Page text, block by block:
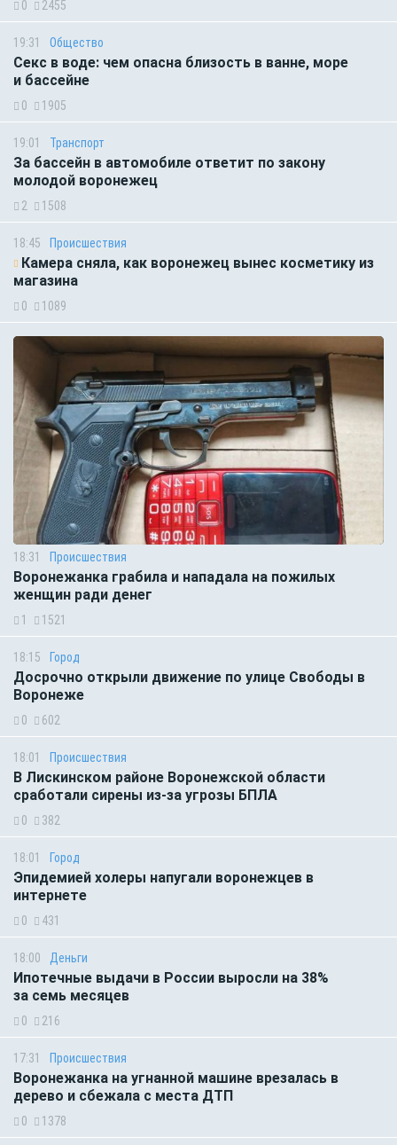
0 2455
19:31 Общество
Секс в воде: чем опасна близость в ванне, море
и бассейне
0 1905
19:01 Транспорт
За бассейн в автомобиле ответит по закону
молодой воронежец
2 1508
18:45 Происшествия
Камера сняла, как воронежец вынес косметику из
магазина
0 1089
18:31 Происшествия
Воронежанка грабила и нападала на пожилых
женщин ради денег
1 1521
18:15 Город
Досрочно открыли движение по улице Свободы в
Воронеже
0 602
18:01 Происшествия
В Лискинском районе Воронежской области
сработали сирены из-за угрозы БПЛА
0 382
18:01 Город
Эпидемией холеры напугали воронежцев в
интернете
0 431
18:00 Деньги
Ипотечные выдачи в России выросли на 38%
за семь месяцев
0 216
17:31 Происшествия
Воронежанка на угнанной машине врезалась в
дерево и сбежала с места ДТП
0 1378